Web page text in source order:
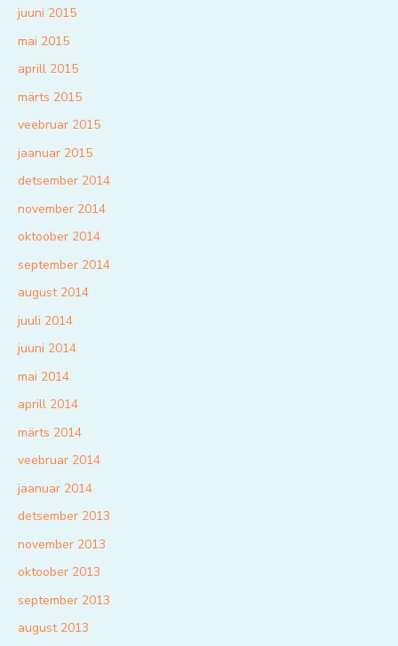
juuni 2015
mai 2015
aprill 2015
märts 2015
veebruar 2015
jaanuar 2015
detsember 2014
november 2014
oktoober 2014
september 2014
august 2014
juuli 2014
juuni 2014
mai 2014
aprill 2014
märts 2014
veebruar 2014
jaanuar 2014
detsember 2013
november 2013
oktoober 2013
september 2013
august 2013